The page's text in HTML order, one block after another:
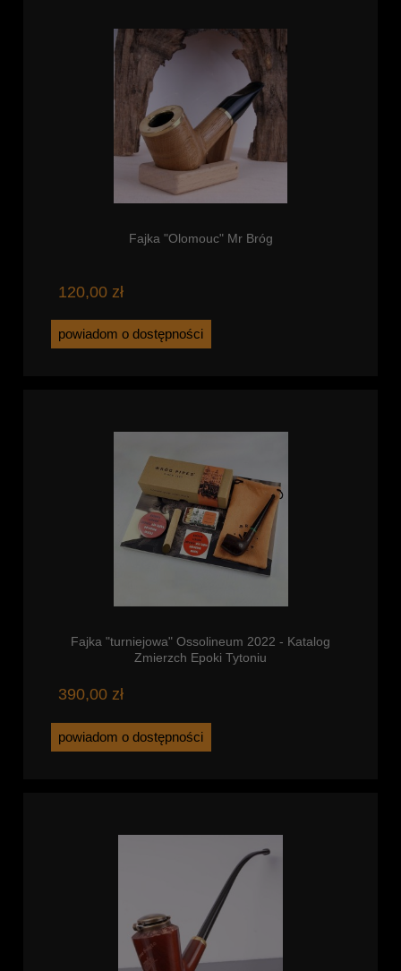
Fajka "Olomouc" Mr Bróg
120,00 zł
powiadom o dostępności
Fajka "turniejowa" Ossolineum 2022 - Katalog
Zmierzch Epoki Tytoniu
390,00 zł
powiadom o dostępności